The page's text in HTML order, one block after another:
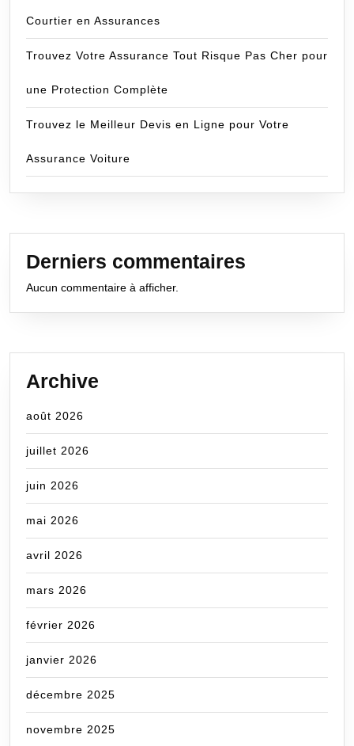
Courtier en Assurances
Trouvez Votre Assurance Tout Risque Pas Cher pour
une Protection Complète
Trouvez le Meilleur Devis en Ligne pour Votre
Assurance Voiture
Derniers commentaires
Aucun commentaire à afficher.
Archive
août 2026
juillet 2026
juin 2026
mai 2026
avril 2026
mars 2026
février 2026
janvier 2026
décembre 2025
novembre 2025